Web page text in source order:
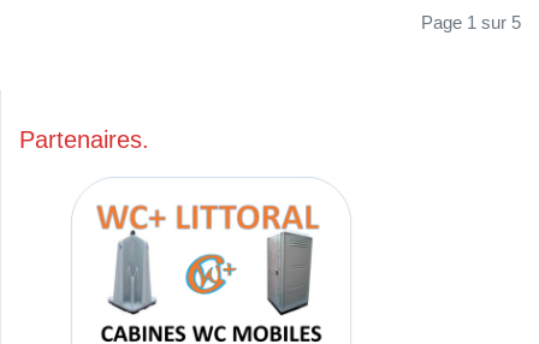
Page 1 sur 5
Partenaires